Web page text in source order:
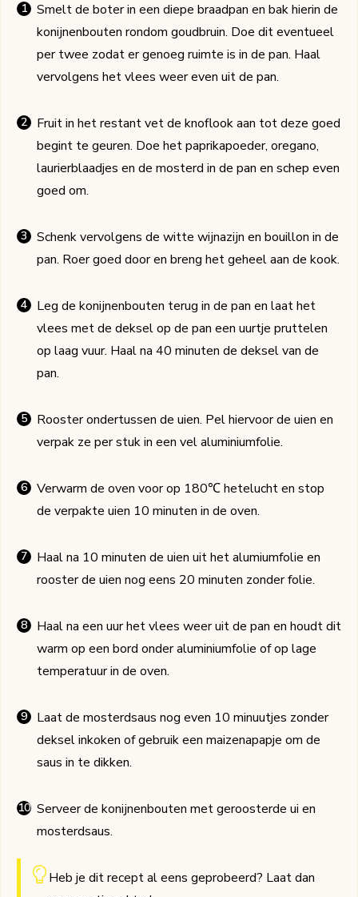
Smelt de boter in een diepe braadpan en bak hierin de
konijnenbouten rondom goudbruin. Doe dit eventueel
per twee zodat er genoeg ruimte is in de pan. Haal
vervolgens het vlees weer even uit de pan.
Fruit in het restant vet de knoflook aan tot deze goed
begint te geuren. Doe het paprikapoeder, oregano,
laurierblaadjes en de mosterd in de pan en schep even
goed om.
Schenk vervolgens de witte wijnazijn en bouillon in de
pan. Roer goed door en breng het geheel aan de kook.
Leg de konijnenbouten terug in de pan en laat het
vlees met de deksel op de pan een uurtje pruttelen
op laag vuur. Haal na 40 minuten de deksel van de
pan.
Rooster ondertussen de uien. Pel hiervoor de uien en
verpak ze per stuk in een vel aluminiumfolie.
Verwarm de oven voor op 180℃ hetelucht en stop
de verpakte uien 10 minuten in de oven.
Haal na 10 minuten de uien uit het alumiumfolie en
rooster de uien nog eens 20 minuten zonder folie.
Haal na een uur het vlees weer uit de pan en houdt dit
warm op een bord onder aluminiumfolie of op lage
temperatuur in de oven.
Laat de mosterdsaus nog even 10 minuutjes zonder
deksel inkoken of gebruik een maizenapapje om de
saus in te dikken.
Serveer de konijnenbouten met geroosterde ui en
mosterdsaus.
Heb je dit recept al eens geprobeerd? Laat dan